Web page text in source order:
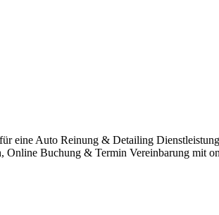
eine Auto Reinung & Detailing
Buchung & Termin Vereinbarung mit